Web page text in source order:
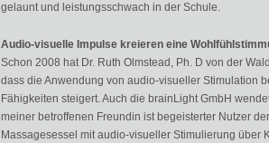
gelaunt und leistungsschwach in der Schule.
Audio-visuelle Impulse kreieren eine
Schon 2008 hat Dr. Ruth Olmstead, Ph. D von der
dass die Anwendung von audio-visueller Stimulation
Fähigkeiten steigert. Auch die brainLight GmbH
meiner betroffenen Freundin ist begeisterter Nutzer
Massagesessel mit audio-visueller Stimulierung